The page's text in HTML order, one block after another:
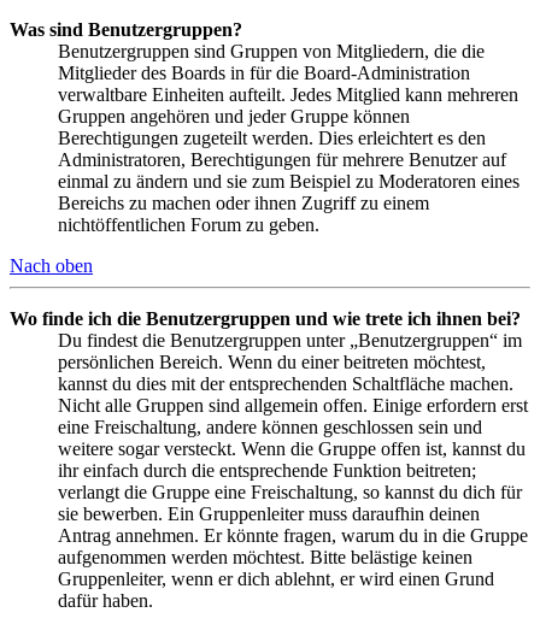
Was sind Benutzergruppen?
Benutzergruppen sind Gruppen von Mitgliedern, die die
Mitglieder des Boards in für die Board-Administration
verwaltbare Einheiten aufteilt. Jedes Mitglied kann mehreren
Gruppen angehören und jeder Gruppe können
Berechtigungen zugeteilt werden. Dies erleichtert es den
Administratoren, Berechtigungen für mehrere Benutzer auf
einmal zu ändern und sie zum Beispiel zu Moderatoren eines
Bereichs zu machen oder ihnen Zugriff zu einem
nichtöffentlichen Forum zu geben.
Nach oben
Wo finde ich die Benutzergruppen und wie trete ich ihnen bei?
Du findest die Benutzergruppen unter „Benutzergruppen“ im
persönlichen Bereich. Wenn du einer beitreten möchtest,
kannst du dies mit der entsprechenden Schaltfläche machen.
Nicht alle Gruppen sind allgemein offen. Einige erfordern erst
eine Freischaltung, andere können geschlossen sein und
weitere sogar versteckt. Wenn die Gruppe offen ist, kannst du
ihr einfach durch die entsprechende Funktion beitreten;
verlangt die Gruppe eine Freischaltung, so kannst du dich für
sie bewerben. Ein Gruppenleiter muss daraufhin deinen
Antrag annehmen. Er könnte fragen, warum du in die Gruppe
aufgenommen werden möchtest. Bitte belästige keinen
Gruppenleiter, wenn er dich ablehnt, er wird einen Grund
dafür haben.